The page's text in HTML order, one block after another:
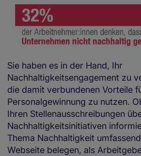
Sie haben es in der Hand, Ihr
Nachhaltigkeitsengagement zu
die damit verbundenen Vorteile
Personalgewinnung zu nutzen.
Ihren Stellenausschreibungen
Nachhaltigkeitsinitiativen
Thema Nachhaltigkeit
Webseite belegen, als